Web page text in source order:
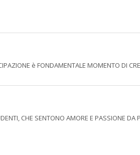
è FONDAMENTALE MOMENTO DI
CHE SENTONO AMORE E PASSIONE DA